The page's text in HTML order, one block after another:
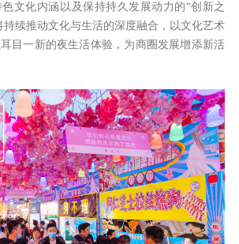
文化内涵以及保持持久发展动力的“创新之
持续推动文化与生活的深度融合，以文化艺术
目一新的夜生活体验，为商圈发展增添新活